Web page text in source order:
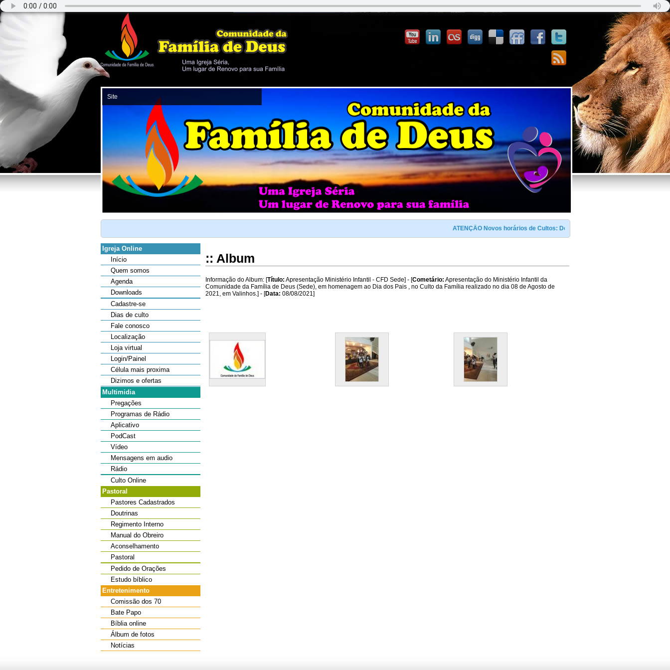
ATENÇÃO Novos horários de Cultos: Domingo ás 09:00 e às 19:00h / Terça
Igreja Online
Início
Quem somos
Agenda
Downloads
Cadastre-se
Dias de culto
Fale conosco
Localização
Loja virtual
Login/Painel
Célula mais proxima
Dizimos e ofertas
Multimidia
Pregações
Programas de Rádio
Aplicativo
PodCast
Vídeo
Mensagens em audio
Rádio
Culto Online
Pastoral
Pastores Cadastrados
Doutrinas
Regimento Interno
Manual do Obreiro
Aconselhamento
Pastoral
Pedido de Orações
Estudo bíblico
Entretenimento
Comissão dos 70
Bate Papo
Bíblia online
Álbum de fotos
Notícias
:: Album
Informação do Album: [Título: Apresentação Ministério Infantil - CFD Sede] - [Cometário: Apresentação do Ministério Infantil da
Comunidade da Família de Deus (Sede), em homenagem ao Dia dos Pais , no Culto da Família realizado no dia 08 de Agosto de
2021, em Valinhos.] - [Data: 08/08/2021]